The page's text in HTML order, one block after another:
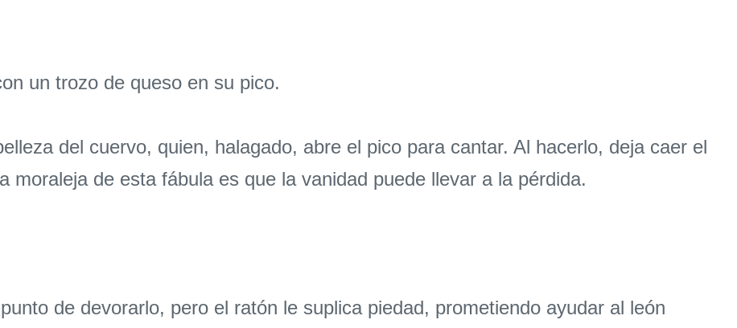
un trozo de queso en su pico.
del cuervo, quien, halagado, abre el pico para cantar. Al hacerlo, deja caer el
moraleja de esta fábula es que la vanidad puede llevar a la pérdida.
de devorarlo, pero el ratón le suplica piedad, prometiendo ayudar al león